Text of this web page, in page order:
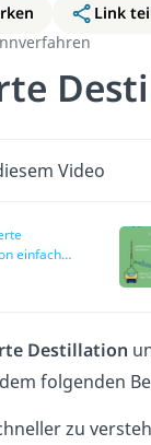
Link
Video
einfach
Destillation
folgenden
zu